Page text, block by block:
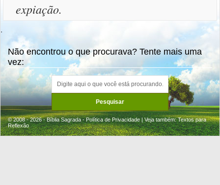
expiação.
.
Não encontrou o que procurava? Tente mais uma
vez:
© 2008 - 2026 - Bíblia Sagrada -Política de Privacidade | Veja também:Textos para
Reflexão